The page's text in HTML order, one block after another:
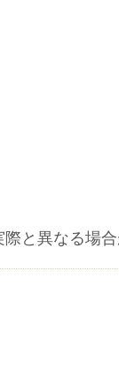
と異なる場